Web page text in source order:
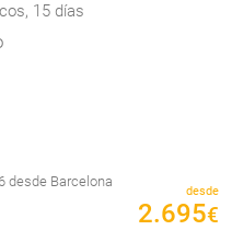
15 días
desde Barcelona
desde
2.695€